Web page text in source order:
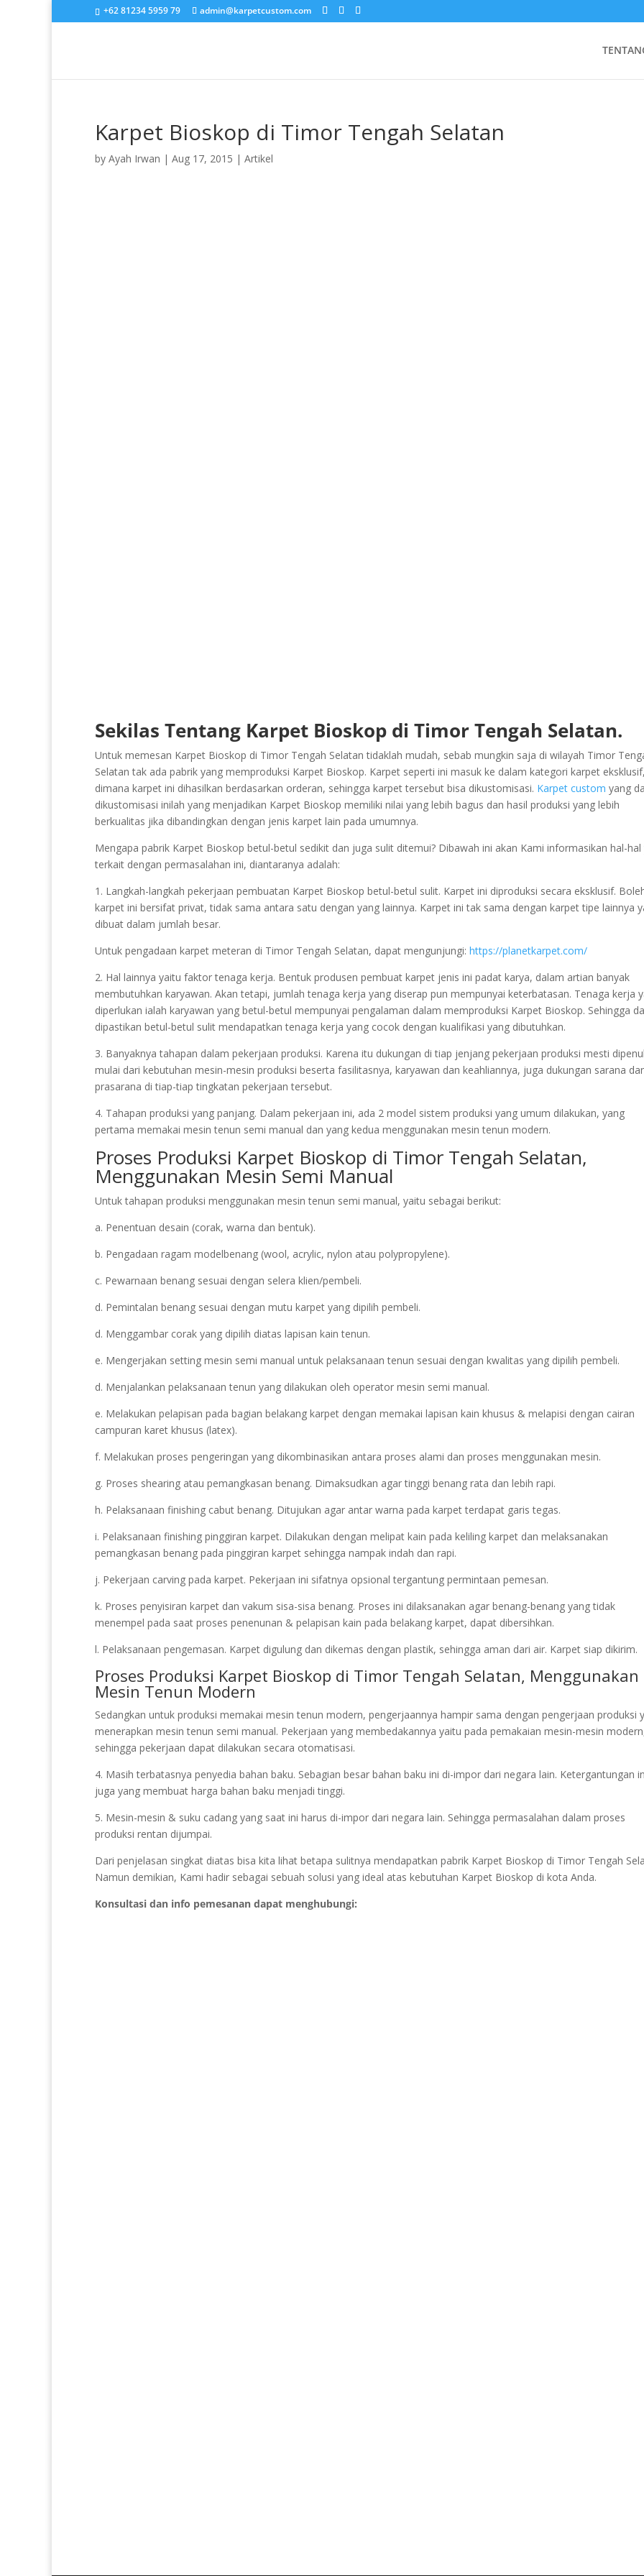
+62 81234 5959 79 admin@karpetcustom.com
Karpet Bioskop di Timor Tengah Selatan
by Ayah Irwan | Aug 17, 2015 | Artikel
Sekilas Tentang Karpet Bioskop di Timor Tengah Selatan.
Untuk memesan Karpet Bioskop di Timor Tengah Selatan tidaklah mudah, sebab mungkin saja di wilayah Timor
Selatan tak ada pabrik yang memproduksi Karpet Bioskop. Karpet seperti ini masuk ke dalam kategori karpet eksklusif,
dimana karpet ini dihasilkan berdasarkan orderan, sehingga karpet tersebut bisa dikustomisasi. Karpet custom yang
dikustomisasi inilah yang menjadikan Karpet Bioskop memiliki nilai yang lebih bagus dan hasil produksi yang lebih
berkualitas jika dibandingkan dengan jenis karpet lain pada umumnya.
Mengapa pabrik Karpet Bioskop betul-betul sedikit dan juga sulit ditemui? Dibawah ini akan Kami informasikan hal-hal
terkait dengan permasalahan ini, diantaranya adalah:
1. Langkah-langkah pekerjaan pembuatan Karpet Bioskop betul-betul sulit. Karpet ini diproduksi secara eksklusif.
karpet ini bersifat privat, tidak sama antara satu dengan yang lainnya. Karpet ini tak sama dengan karpet tipe lainnya
dibuat dalam jumlah besar.
Untuk pengadaan karpet meteran di Timor Tengah Selatan, dapat mengunjungi: https://planetkarpet.com/
2. Hal lainnya yaitu faktor tenaga kerja. Bentuk produsen pembuat karpet jenis ini padat karya, dalam artian banyak
membutuhkan karyawan. Akan tetapi, jumlah tenaga kerja yang diserap pun mempunyai keterbatasan. Tenaga kerja
diperlukan ialah karyawan yang betul-betul mempunyai pengalaman dalam memproduksi Karpet Bioskop. Sehingga
dipastikan betul-betul sulit mendapatkan tenaga kerja yang cocok dengan kualifikasi yang dibutuhkan.
3. Banyaknya tahapan dalam pekerjaan produksi. Karena itu dukungan di tiap jenjang pekerjaan produksi mesti
mulai dari kebutuhan mesin-mesin produksi beserta fasilitasnya, karyawan dan keahliannya, juga dukungan sarana
prasarana di tiap-tiap tingkatan pekerjaan tersebut.
4. Tahapan produksi yang panjang. Dalam pekerjaan ini, ada 2 model sistem produksi yang umum dilakukan, yang
pertama memakai mesin tenun semi manual dan yang kedua menggunakan mesin tenun modern.
Proses Produksi Karpet Bioskop di Timor Tengah Selatan,
Menggunakan Mesin Semi Manual
Untuk tahapan produksi menggunakan mesin tenun semi manual, yaitu sebagai berikut:
a. Penentuan desain (corak, warna dan bentuk).
b. Pengadaan ragam modelbenang (wool, acrylic, nylon atau polypropylene).
c. Pewarnaan benang sesuai dengan selera klien/pembeli.
d. Pemintalan benang sesuai dengan mutu karpet yang dipilih pembeli.
d. Menggambar corak yang dipilih diatas lapisan kain tenun.
e. Mengerjakan setting mesin semi manual untuk pelaksanaan tenun sesuai dengan kwalitas yang dipilih pembeli.
d. Menjalankan pelaksanaan tenun yang dilakukan oleh operator mesin semi manual.
e. Melakukan pelapisan pada bagian belakang karpet dengan memakai lapisan kain khusus & melapisi dengan cairan
campuran karet khusus (latex).
f. Melakukan proses pengeringan yang dikombinasikan antara proses alami dan proses menggunakan mesin.
g. Proses shearing atau pemangkasan benang. Dimaksudkan agar tinggi benang rata dan lebih rapi.
h. Pelaksanaan finishing cabut benang. Ditujukan agar antar warna pada karpet terdapat garis tegas.
i. Pelaksanaan finishing pinggiran karpet. Dilakukan dengan melipat kain pada keliling karpet dan melaksanakan
pemangkasan benang pada pinggiran karpet sehingga nampak indah dan rapi.
j. Pekerjaan carving pada karpet. Pekerjaan ini sifatnya opsional tergantung permintaan pemesan.
k. Proses penyisiran karpet dan vakum sisa-sisa benang. Proses ini dilaksanakan agar benang-benang yang tidak
menempel pada saat proses penenunan & pelapisan kain pada belakang karpet, dapat dibersihkan.
l. Pelaksanaan pengemasan. Karpet digulung dan dikemas dengan plastik, sehingga aman dari air. Karpet siap dikirim.
Proses Produksi Karpet Bioskop di Timor Tengah Selatan, Menggunakan
Mesin Tenun Modern
Sedangkan untuk produksi memakai mesin tenun modern, pengerjaannya hampir sama dengan pengerjaan produksi
menerapkan mesin tenun semi manual. Pekerjaan yang membedakannya yaitu pada pemakaian mesin-mesin
sehingga pekerjaan dapat dilakukan secara otomatisasi.
4. Masih terbatasnya penyedia bahan baku. Sebagian besar bahan baku ini di-impor dari negara lain. Ketergantungan
juga yang membuat harga bahan baku menjadi tinggi.
5. Mesin-mesin & suku cadang yang saat ini harus di-impor dari negara lain. Sehingga permasalahan dalam proses
produksi rentan dijumpai.
Dari penjelasan singkat diatas bisa kita lihat betapa sulitnya mendapatkan pabrik Karpet Bioskop di Timor Tengah
Namun demikian, Kami hadir sebagai sebuah solusi yang ideal atas kebutuhan Karpet Bioskop di kota Anda.
Konsultasi dan info pemesanan dapat menghubungi: